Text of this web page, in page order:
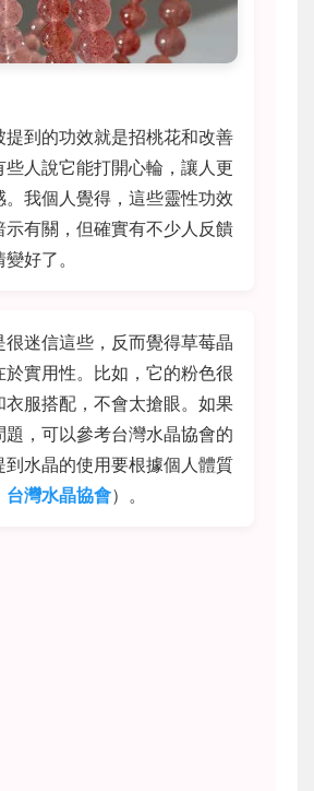
提到的功效就是招桃花和改善
些人說它能打開心輪，讓人更
。我個人覺得，這些靈性功效
示有關，但確實有不少人反饋
好了。
很迷信這些，反而覺得草莓晶
於實用性。比如，它的粉色很
衣服搭配，不會太搶眼。如果
題，可以參考台灣水晶協會的
到水晶的使用要根據個人體質
台灣水晶協會）。